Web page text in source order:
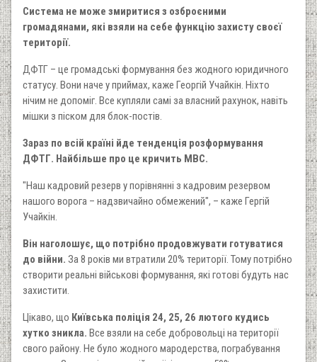
Система не може змиритися з озброєними
громадянами, які взяли на себе функцію захисту своєї
території.
ДФТГ – це громадські формування без жодного юридичного
статусу. Вони наче у приймах, каже Георгій Учайкін. Ніхто
нічим не допоміг. Все купляли самі за власний рахунок, навіть
мішки з піском для блок-постів.
Зараз по всій країні йде тенденція розформування
ДФТГ. Найбільше про це кричить МВС.
"Наш кадровий резерв у порівнянні з кадровим резервом
нашого ворога – надзвичайно обмежений", – каже Гергій
Учайкін.
Він наголошує, що потрібно продовжувати готуватися
до війни. За 8 років ми втратили 20% території. Тому потрібно
створити реальні військові формування, які готові будуть нас
захистити.
Цікаво, що Київська поліція 24, 25, 26 лютого кудись
хутко зникла. Все взяли на себе добровольці на території
свого району. Не було жодного мародерства, пограбування